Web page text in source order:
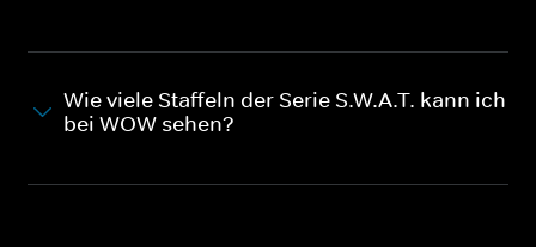
Wie viele Staffeln der Serie S.W.A.T. kann ich
bei WOW sehen?